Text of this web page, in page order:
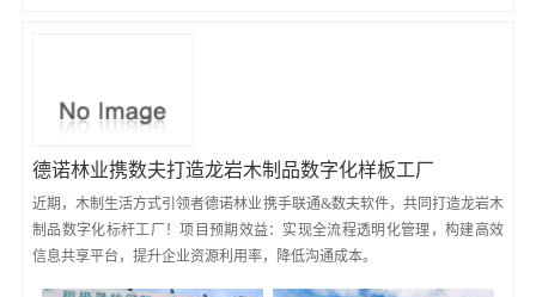
德诺林业携数夫打造龙岩木制品数字化样板工厂
近期，木制生活方式引领者德诺林业携手联通&数夫软件，共同打造龙岩木
制品数字化标杆工厂！项目预期效益：实现全流程透明化管理，构建高效
信息共享平台，提升企业资源利用率，降低沟通成本。